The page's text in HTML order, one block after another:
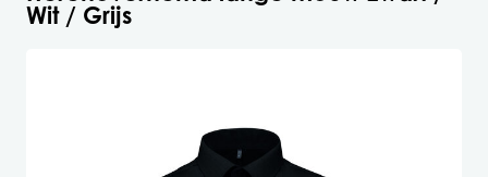
Wit / Grijs